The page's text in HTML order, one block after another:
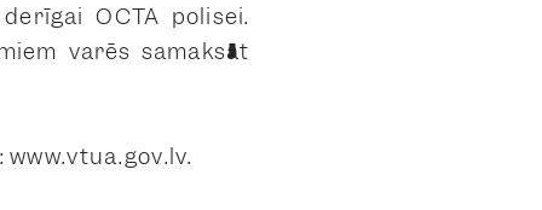
OCTA polisei.
varēs samaksāt